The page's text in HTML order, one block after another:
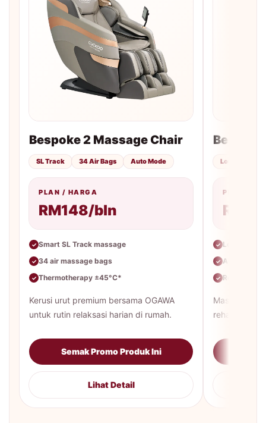
Bespoke 2 Massage Chair
SL Track 34 Air Bags Auto Mode
PLAN / HARGA
RM148/bln
✓ Smart SL Track massage
✓ 34 air massage bags
✓ Thermotherapy ±45°C*
Kerusi urut premium bersama OGAWA
untuk rutin relaksasi harian di rumah.
Semak Promo Produk Ini
Lihat Detail
Lounger
PLAN /
✓ Lounger
✓ Auto
✓ Rekaan
Massage
rehat harian